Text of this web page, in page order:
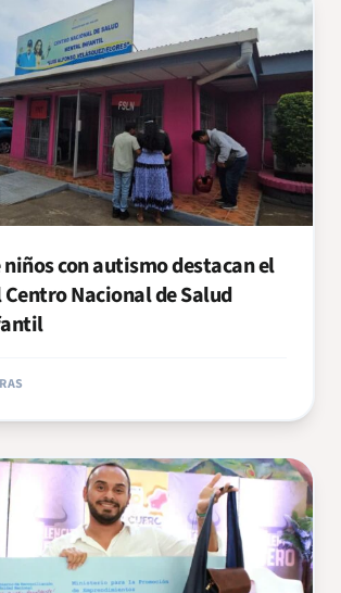
niños con autismo destacan el
Nacional de Salud